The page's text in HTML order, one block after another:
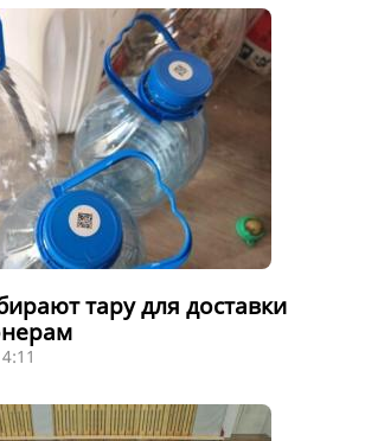
тару для доставки